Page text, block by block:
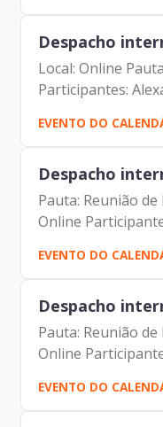
Despacho
Local: Online
Participantes:
EVENTO DO
Despacho
Pauta: Reunião
Online
Faria Alexandre
Albuquerque Filho
Lousada Jorge
EVENTO DO
Despacho
Pauta: Reunião
Online
Faria Alexandre
Albuquerque Filho
Lousada Jorge
EVENTO DO